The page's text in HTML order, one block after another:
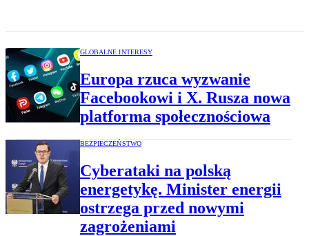
GLOBALNE INTERESY
Europa rzuca wyzwanie
Facebookowi i X. Rusza nowa
platforma społecznościowa
BEZPIECZEŃSTWO
Cyberataki na polską
energetykę. Minister energii
ostrzega przed nowymi
zagrożeniami